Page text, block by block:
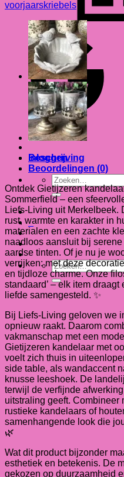
Inloggen
Zoeken
naar:
0
Zoeken
naar:
voorjaarskriebels
Beschrijving
Beoordelingen (0)
Ontdek Gietijzeren
Sommerfield – een
Liefs-Living uit Merkelbeek.
rust, warmte en karakter in
materialen en een zachte
naadloos aansluit bij
aardse tinten. Of je nu je
verrijken: met deze
en tijdloze charme. Onze
standaard’ – elk item
liefde samengesteld. ✨
Bij Liefs-Living geloven we
opnieuw raakt. Daarom
vakmanschap met een
Gietijzeren kandelaar met
voelt zich thuis in
side table, als wandaccent
knusse leeshoek. De
terwijl de verfijnde
uitstraling geeft. Combineer
rustieke kandelaars of
samenhangende look die
🌿
Wat dit product bijzonder
esthetiek en betekenis. De
gekozen op duurzaamheid